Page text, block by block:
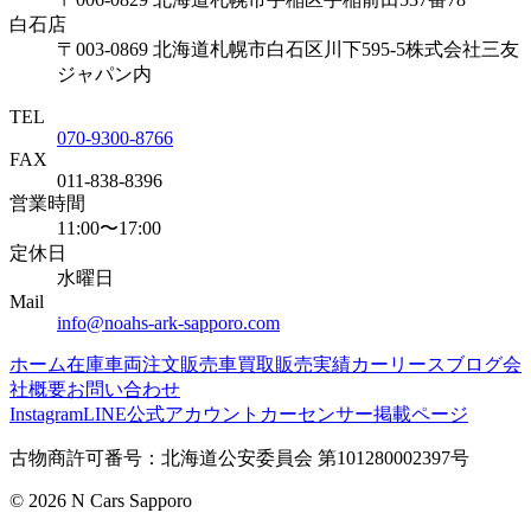
白石店
〒003-0869 北海道札幌市白石区川下595-5株式会社三友
ジャパン内
TEL
070-9300-8766
FAX
011-838-8396
営業時間
11:00〜17:00
定休日
水曜日
Mail
info@noahs-ark-sapporo.com
ホーム在庫車両注文販売車買取販売実績カーリースブログ会
社概要お問い合わせ
InstagramLINE公式アカウント カーセンサー掲載ページ
古物商許可番号： 北海道公安委員会 第101280002397号
© 2026 N Cars Sapporo